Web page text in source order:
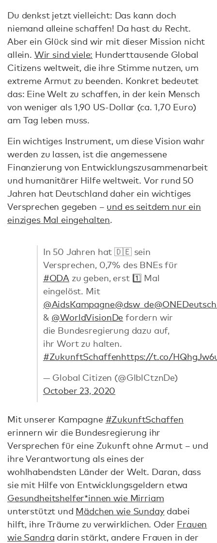
Du denkst jetzt vielleicht: Das kann doch
niemand alleine schaffen! Da hast du Recht.
Aber ein Glück sind wir mit dieser Mission nicht
allein. Wir sind viele: Hunderttausende Global
Citizens weltweit, die ihre Stimme nutzen, um
extreme Armut zu beenden. Konkret bedeutet
das: Eine Welt zu schaffen, in der kein Mensch
von weniger als 1,90 US-Dollar (ca. 1,70 Euro)
am Tag leben muss.
Ein wichtiges Instrument, um diese Vision wahr
werden zu lassen, ist die angemessene
Finanzierung von Entwicklungszusammenarbeit
und humanitärer Hilfe weltweit. Vor rund 50
Jahren hat Deutschland daher ein wichtiges
Versprechen gegeben – und es seitdem nur ein
einziges Mal eingehalten.
In 50 Jahren hat 🇩🇪 sein
Versprechen, 0,7% des BNEs für
#ODA zu geben, erst 1️⃣ Mal
eingelöst. Mit
@AidsKampagne@dsw_de
& @WorldVisionDe fordern wir
die Bundesregierung dazu auf,
ihr Wort zu halten.
#ZukunftSchaffenhttps://t.co/
— Global Citizen (@GlblCtznDe)
October 23, 2020
Mit unserer Kampagne #ZukunftSchaffen
erinnern wir die Bundesregierung ihr
Versprechen für eine Zukunft ohne Armut – und
ihre Verantwortung als eines der
wohlhabendsten Länder der Welt. Daran, dass
sie mit Hilfe von Entwicklungsgeldern etwa
Gesundheitshelfer*innen wie Mirriam
unterstützt und Mädchen wie Sundaydabei
hilft, ihre Träume zu verwirklichen. Oder Frauen
wie Sandra darin stärkt, andere Frauen in der